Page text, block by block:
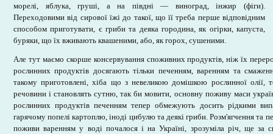
морелі, яблука, груші, а на півдні — виноград, інжир (фіги).
Переходовими від сирової їжі до такої, що її треба перше відповідним
способом приготувати, є гриби та деяка городина, як огірки, капуста,
буряки, що їх вживають квашеними, або, як горох, сушеними.
Але тут маємо скорше консервування споживних продуктів, ніж їх
рослинних продуктів досягають тільки печенням, варенням та
такому приготовлені, хіба що з невеликою домішкою рослинної олії,
речовини і становлять сутню, так би мовити, основну поживу маси
рослинних продуктів печенням тепер обмежують досить рідкими
гарячому попелі картоплю, іноді цибулю та деякі гриби. Розм'ягчення та
поживи варенням у воді почалося і на Україні, зрозуміла річ, ще за